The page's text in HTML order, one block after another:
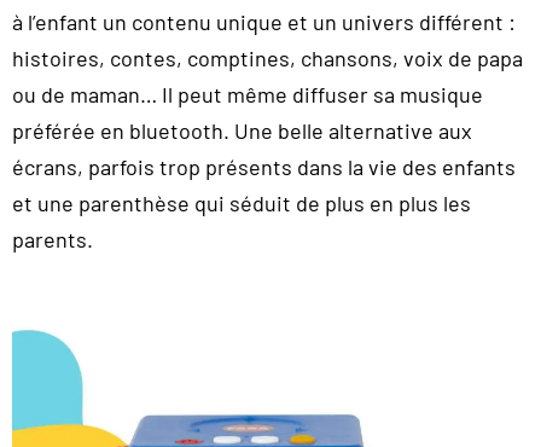
à l’enfant un contenu unique et un univers différent :
histoires, contes, comptines, chansons, voix de papa
ou de maman… Il peut même diffuser sa musique
préférée en bluetooth. Une belle alternative aux
écrans, parfois trop présents dans la vie des enfants
et une parenthèse qui séduit de plus en plus les
parents.